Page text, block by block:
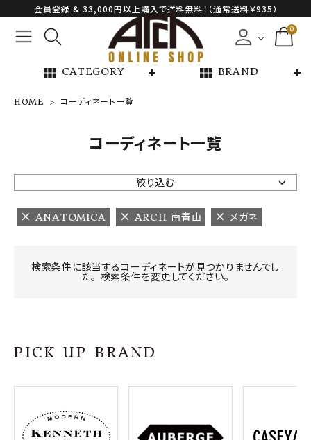
会員登録 & 33,000円以上購入で送料無料！（通常送料￥935）
0
view_module CATEGORY view_module BRAND
NEW ARRIVAL
ARCH EXCLUSIVE
BRAND
INFORMATION
ご利用ガイド
プライバシーポリシー
特定商取引法について
HOME コーディネート一覧
コーディネート一覧
絞り込む
ANATOMICA ARCH 南青山 メガネ
検索条件に該当するコーディネートが見つかりませんでし
た。 検索条件を変更してください。
PICK UP BRAND